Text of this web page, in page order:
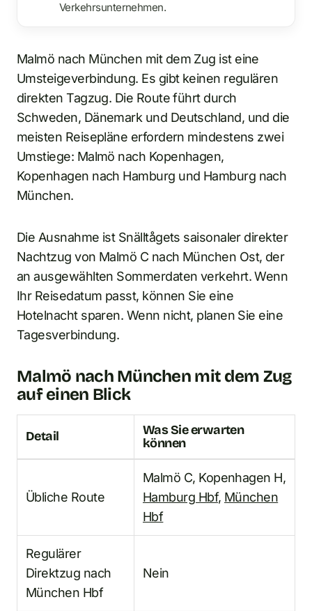
Verkehrsunternehmen.
Malmö nach München mit dem Zug ist eine
Umsteigeverbindung. Es gibt keinen regulären
direkten Tagzug. Die Route führt durch
Schweden, Dänemark und Deutschland, und die
meisten Reisepläne erfordern mindestens zwei
Umstiege: Malmö nach Kopenhagen,
Kopenhagen nach Hamburg und Hamburg nach
München.
Die Ausnahme ist Snälltågets saisonaler direkter
Nachtzug von Malmö C nach München Ost, der
an ausgewählten Sommerdaten verkehrt. Wenn
Ihr Reisedatum passt, können Sie eine
Hotelnacht sparen. Wenn nicht, planen Sie eine
Tagesverbindung.
Malmö nach München mit dem Zug
auf einen Blick
Detail
Was Sie erwarten
können
Übliche Route
Malmö C, Kopenhagen H,
Hamburg Hbf, München
Hbf
Regulärer
Direktzug nach
München Hbf
Nein